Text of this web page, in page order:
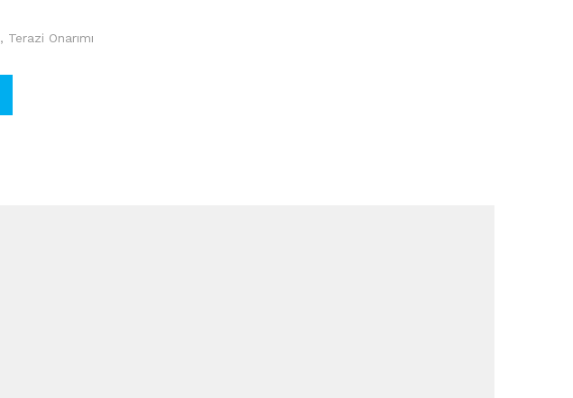
, Terazi Onarımı